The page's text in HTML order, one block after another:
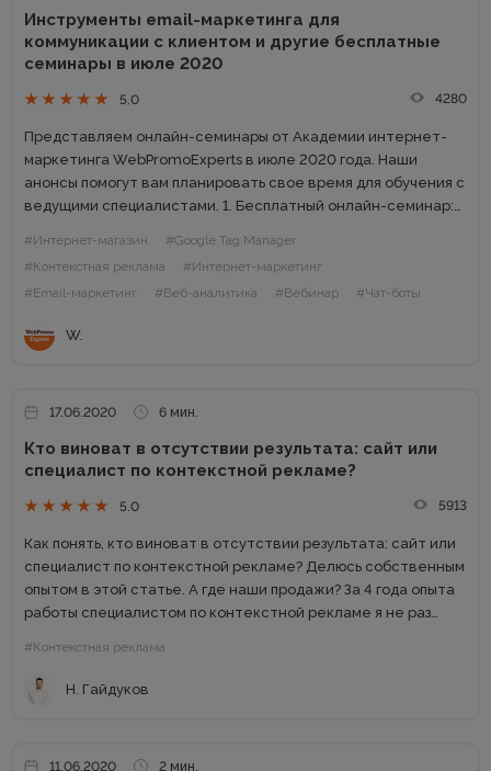
Инструменты email-маркетинга для
коммуникации с клиентом и другие ‌бесплатные‌
‌семинары‌ ‌в‌ ‌июле 2020
5.0 4280
Представляем‌ ‌онлайн-семинары‌ ‌от‌ ‌Академии‌ ‌интернет-
маркетинга‌ ‌WebРromoExperts‌ ‌в‌ ‌июле ‌2020‌ ‌года.‌ ‌Наши
анонсы помогут вам‌ ‌планировать‌ ‌свое‌ ‌время‌ ‌для‌ ‌обучения‌ ‌с‌
‌ведущими‌ ‌специалистами.‌ 1. Бесплатный онлайн-семинар:
1 июля в 15.00...
#Интернет-магазин
#Google Tag Manager
#Контекстная реклама
#Интернет-маркетинг
#Email-маркетинг
#Веб-аналитика #Вебинар #Чат-боты
W.
17.06.2020 6 мин.
Кто виноват в отсутствии результата: сайт или
специалист по контекстной рекламе?
5.0 5913
Как понять, кто виноват в отсутствии результата: сайт или
специалист по контекстной рекламе? Делюсь собственным
опытом в этой статье. А где наши продажи? За 4 года опыта
работы специалистом по контекстной рекламе я не раз
#Контекстная реклама
Н. Гайдуков
11.06.2020 2 мин.